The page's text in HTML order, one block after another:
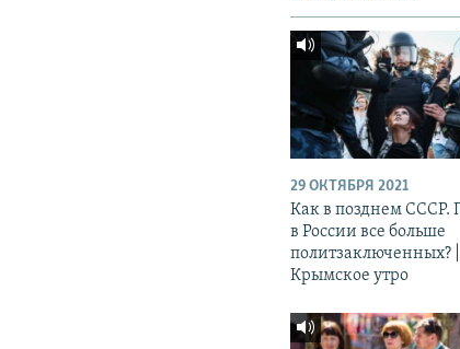
29 ОКТЯБРЯ 2021
Как в позднем СССР.
в России все больше
политзаключенных? |
Крымское утро